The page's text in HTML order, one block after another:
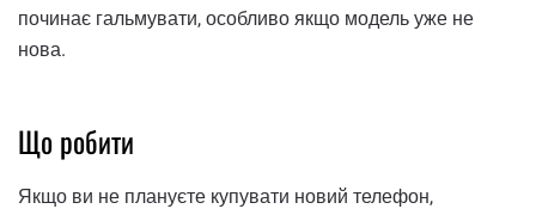
починає гальмувати, особливо якщо модель уже не
нова.
Що робити
Якщо ви не плануєте купувати новий телефон,